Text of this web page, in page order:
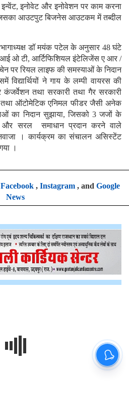
इनोवेट और इनोवेशन पर काम करना
जिसका आउटपुट बिजनेस आउटकम में तब्दील
डॉ मयंक पटेल के अनुसार 48 घंटे
ओ टी, आर्टिफिशियल इंटेलिजेंस ए आर /
पर रियल लाइफ की समस्याओं के निदान
विद्यार्थियों ने गाय के लम्पी वायरस की
कंजर्वेशन तथा सरकारी तथा गैर सरकारी
तथा ऑटोमेटिक एनिमल फीडर जैसी अनेक
का निदान सुझाया, जिसको 3 जजों के
और सरल समाधान प्रदान करने वाले
नवाजा । कार्यक्रम का संचालन असिस्टेंट
।
Facebook, Instagram, and Google
News